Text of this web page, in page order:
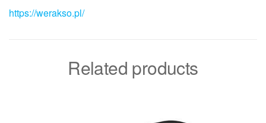
https://werakso.pl/
Related products